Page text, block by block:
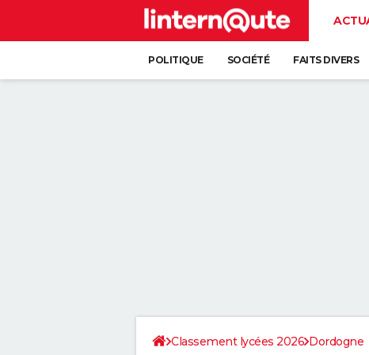
POLITIQUE SOCIÉTÉ FAITS DIVERS
Classement lycées 2026 Dordogne